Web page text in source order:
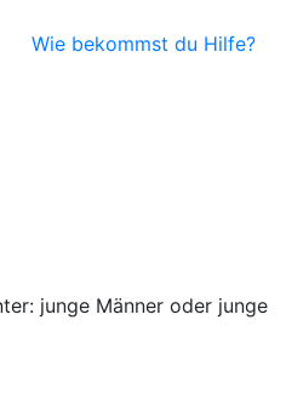
Wie bekommst du Hilfe?
junge Männer oder junge